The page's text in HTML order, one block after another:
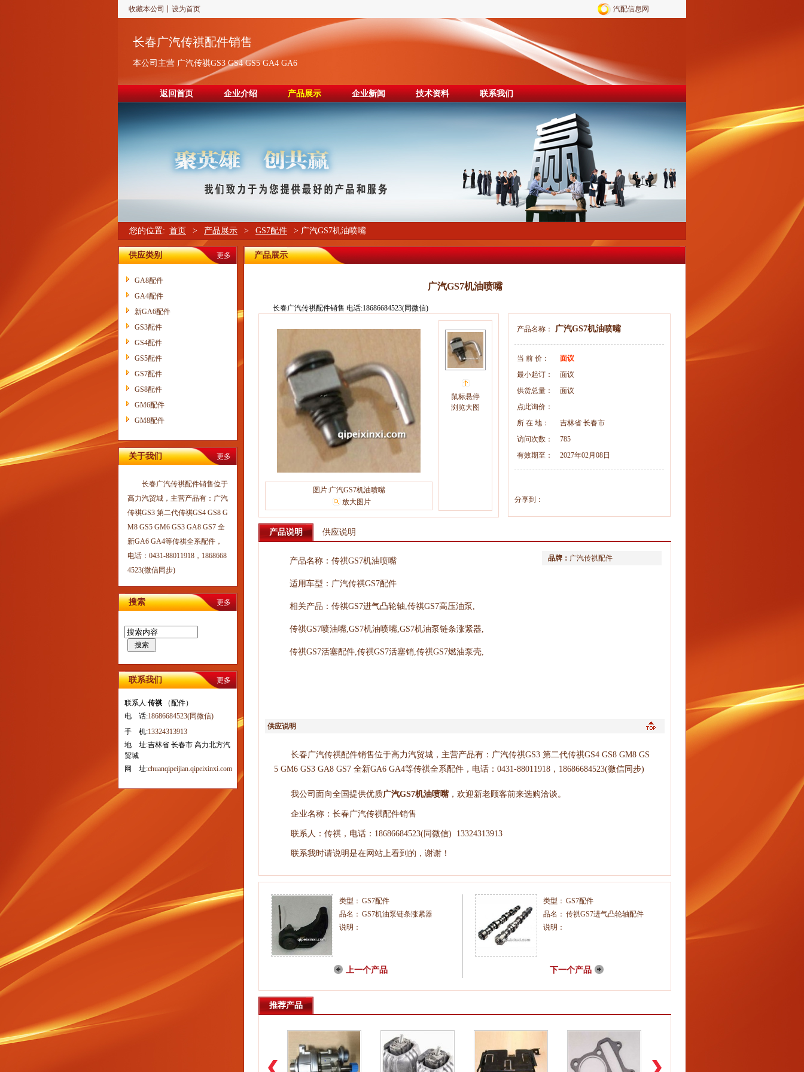
收藏本公司 设为首页 汽配信息网
长春广汽传祺配件销售
本公司主营 广汽传祺GS3 GS4 GS5 GA4 GA6
返回首页 企业介绍 产品展示 企业新闻 技术资料 联系我们
您的位置: 首页 > 产品展示 > GS7配件 > 广汽GS7机油喷嘴
更多
供应类别
GA8配件
GA4配件
新GA6配件
GS3配件
GS4配件
GS5配件
GS7配件
GS8配件
GM6配件
GM8配件
更多
关于我们
长春广汽传祺配件销售位于
高力汽贸城，主营产品有：广汽
传祺GS3 第二代传祺GS4 GS8 G
M8 GS5 GM6 GS3 GA8 GS7 全
新GA6 GA4等传祺全系配件，
电话：0431-88011918，1868668
4523(微信同步)
更多
搜索
搜索
更多
联系我们
联系人:传祺 （配件）
电 话:18686684523(同微信)
手 机:13324313913
地 址:吉林省 长春市 高力北方汽
贸城
网 址:chuanqipeijian.qipeixinxi.com
产品展示
广汽GS7机油喷嘴
长春广汽传祺配件销售 电话:18686684523(同微信)
图片:广汽GS7机油喷嘴
放大图片
鼠标悬停
浏览大图
产品名称： 广汽GS7机油喷嘴
当 前 价：
面议
最小起订：
面议
供货总量：
面议
点此询价：
所 在 地：
吉林省 长春市
访问次数：
785
有效期至：
2027年02月08日
分享到：
产品说明 供应说明
产品名称：传祺GS7机油喷嘴
适用车型：广汽传祺GS7配件
相关产品：传祺GS7进气凸轮轴,传祺GS7高压油泵,
传祺GS7喷油嘴,GS7机油喷嘴,GS7机油泵链条涨紧器,
传祺GS7活塞配件,传祺GS7活塞销,传祺GS7燃油泵壳,
品牌： 广汽传祺配件
供应说明
长春广汽传祺配件销售位于高力汽贸城，主营产品有：广汽传祺GS3 第二代传祺GS4 GS8 GM8 GS
5 GM6 GS3 GA8 GS7 全新GA6 GA4等传祺全系配件，电话：0431-88011918，18686684523(微信同步)
我公司面向全国提供优质广汽GS7机油喷嘴，欢迎新老顾客前来选购洽谈。
企业名称：长春广汽传祺配件销售
联系人：传祺，电话：18686684523(同微信) 13324313913
联系我时请说明是在网站上看到的，谢谢！
类型： GS7配件
品名： GS7机油泵链条涨紧器
说明：
上一个产品
类型： GS7配件
品名： 传祺GS7进气凸轮轴配件
说明：
下一个产品
推荐产品